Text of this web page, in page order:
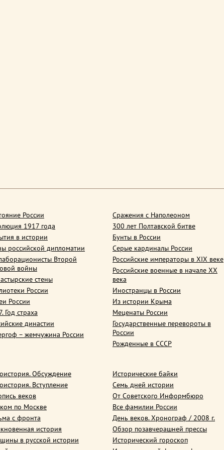
России
1917 года
в истории
российской дипломатии
Второй
войны
стены
России
России
Год страха
династии
– жемчужина России
Сражения с Наполеоном
300 лет Полтавской битве
Бунты в России
Серые кардиналы России
Российские императоры в XIX веке
Российские военные в начале ХХ
века
Иностранцы в России
Из истории Крыма
Меценаты России
Государственные перевороты в
России
Рожденные в СССР
Обсуждение
Вступление
веков
по Москве
с фронта
история
в русской истории
Исторические байки
Семь дней истории
От Советского Информбюро
Все фамилии России
День веков. Хронограф / 2008 г.
Обзор позавчерашней прессы
Исторический гороскоп